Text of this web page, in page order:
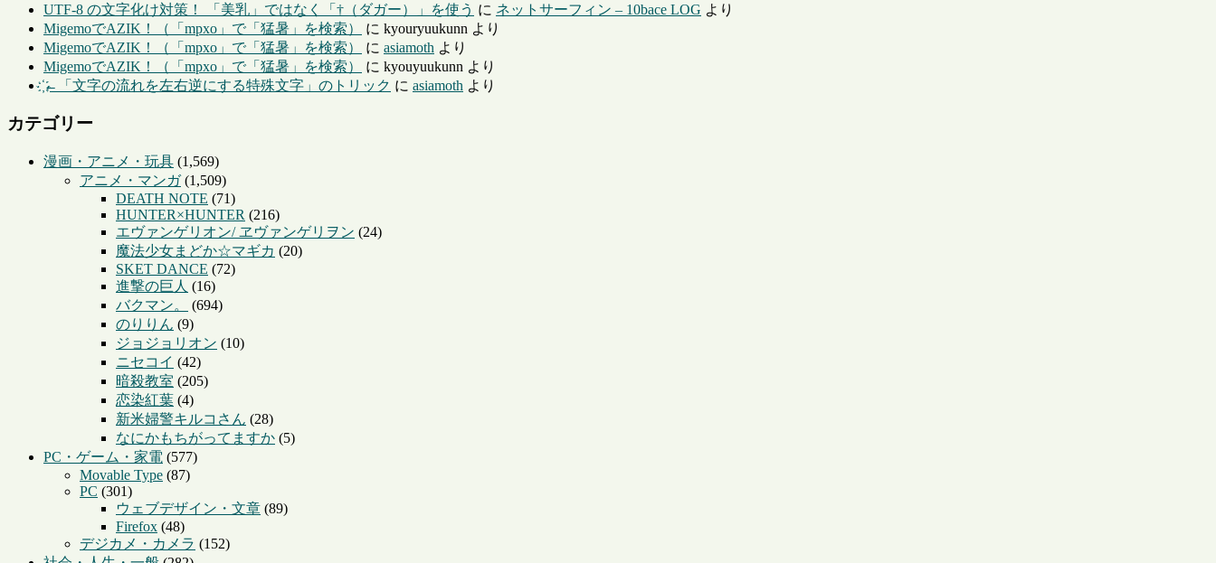
UTF-8 の文字化け対策！ 「美乳」ではなく「†（ダガー）」を使う に ネットサーフィン – 10bace LOG より
MigemoでAZIK！（「mpxo」で「猛暑」を検索）
に kyouryuukunn より
MigemoでAZIK！（「mpxo」で「猛暑」を検索）
に asiamoth より
MigemoでAZIK！（「mpxo」で「猛暑」を検索）
に kyouyuukunn より
҉←「文字の流れを左右逆にする特殊文字」のトリック に asiamoth より
カテゴリー
漫画・アニメ・玩具 (1,569)
アニメ・マンガ(1,509)
DEATH NOTE (71)
HUNTER×HUNTER (216)
エヴァンゲリオン/ ヱヴァンゲリヲン (24)
魔法少女まどか☆マギカ (20)
SKET DANCE (72)
進撃の巨人 (16)
バクマン。
(694)
のりりん (9)
ジョジョリオン (10)
ニセコイ (42)
暗殺教室 (205)
恋染紅葉 (4)
新米婦警キルコさん (28)
なにかもちがってますか (5)
PC・ゲーム・家電 (577)
Movable Type (87)
PC (301)
ウェブデザイン・文章 (89)
Firefox (48)
デジカメ・カメラ (152)